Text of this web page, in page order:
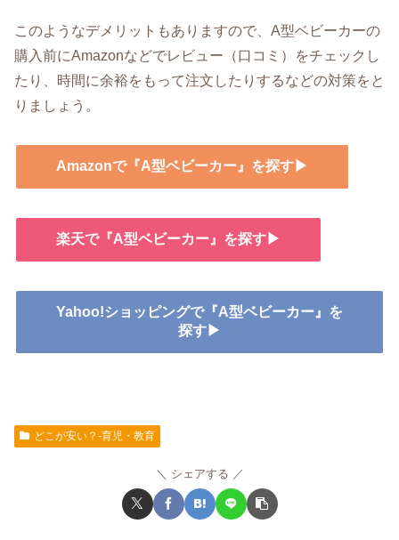
このようなデメリットもありますので、A型ベビーカーの
購入前にAmazonなどでレビュー（口コミ）をチェックし
たり、時間に余裕をもって注文したりするなどの対策をと
りましょう。
Amazonで『A型ベビーカー』を探す▶
楽天で『A型ベビーカー』を探す▶
Yahoo!ショッピングで『A型ベビーカー』を
探す▶
どこが安い？-育児・教育
シェアする